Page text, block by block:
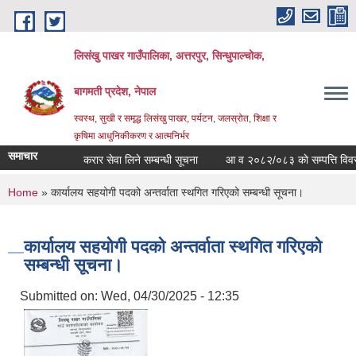
Skip to main content
लिसंखु पाखर गाउँपालिका, अत्तरपुर, सिन्धुपाल्चोक,
बागमती प्रदेश, नेपाल
स्वस्थ, सुखी र समृद्ध लिसंखु पाखर, पर्यटन, जलस्रोत, शिक्षा र
कृषिमा आधुनिकीकरण र आत्मनिर्भर
समाचार करार सेवा लिने सम्बन्धी सूचना आ व २०८२/०८३ काे सम्पत्ति विवरण
You are here
Home » कार्यालय सहयोगी पदको अन्तर्वाता स्थगित गरिएको सम्बन्धी सूचना।
कार्यालय सहयोगी पदको अन्तर्वाता स्थगित गरिएको
सम्बन्धी सूचना।
Submitted on: Wed, 04/30/2025 - 12:35